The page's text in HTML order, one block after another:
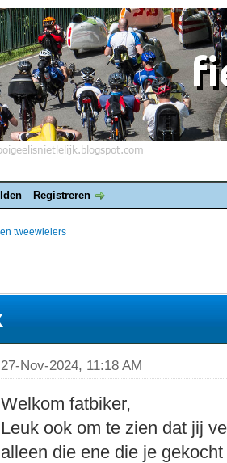
Registreren
tweewielers
27-Nov-2024, 11:18 AM
Welkom fatbiker,
Leuk ook om te zien dat jij
alleen die ene die je